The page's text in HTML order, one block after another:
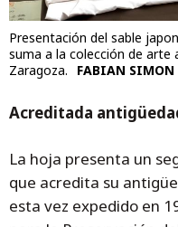
Presentación del sable
suma a la colección de arte
Zaragoza.
FABIAN SIMON
Acreditada
La hoja presenta un
que acredita su
esta vez expedido en